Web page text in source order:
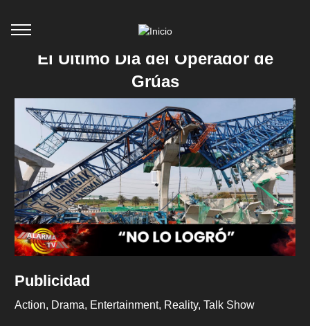
El Último Día del Operador de
Grúas
Publicidad
Action Drama Entertainment Reality Talk Show